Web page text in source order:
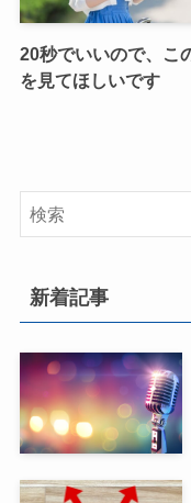
20秒でいいので、こ
を見てほしいです
新着記事